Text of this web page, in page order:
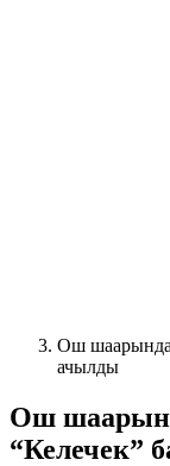
Ош шаарында
ачылды
Ош
“Келечек”